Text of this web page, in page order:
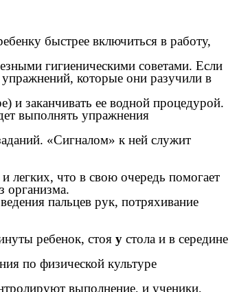
быстрее включиться в работу,
гигиеническими советами. Если
которые они разучили в
и заканчивать ее водной процедурой.
выполнять упражнения
«Сигналом» к ней служит
легких, что в свою очередь помогает
организма.
пальцев рук, потряхивание
ребенок, стояустола и в середине
по физической культуре
выполнение, и ученики,